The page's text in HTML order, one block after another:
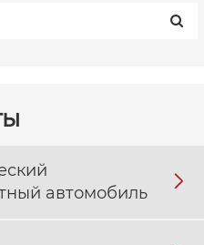
автомобиль
